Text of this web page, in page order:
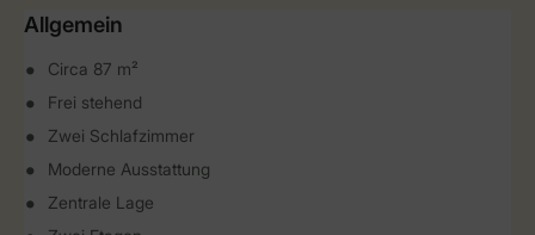
Allgemein
Circa 87 m²
Frei stehend
Zwei Schlafzimmer
Moderne Ausstattung
Zentrale Lage